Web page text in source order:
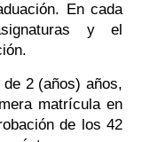
En cada
y el
2 (años) años,
matrícula en
de los 42